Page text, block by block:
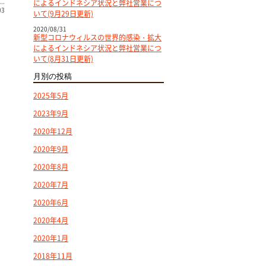
によるインドネシア状況と弊社営業につ
いて(9月29日更新)
2020/08/31
新型コロナウィルスの世界的感染・拡大
によるインドネシア状況と弊社営業につ
いて(8月31日更新)
月別の投稿
2025年5月
2023年9月
2020年12月
2020年9月
2020年8月
2020年7月
2020年6月
2020年4月
2020年1月
2018年11月